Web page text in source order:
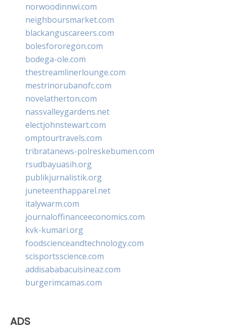
norwoodinnwi.com
neighboursmarket.com
blackanguscareers.com
bolesfororegon.com
bodega-ole.com
thestreamlinerlounge.com
mestrinorubanofc.com
novelatherton.com
nassvalleygardens.net
electjohnstewart.com
omptourtravels.com
tribratanews-polreskebumen.com
rsudbayuasih.org
publikjurnalistik.org
juneteenthapparel.net
italywarm.com
journaloffinanceeconomics.com
kvk-kumari.org
foodscienceandtechnology.com
scisportsscience.com
addisababacuisineaz.com
burgerimcamas.com
ADS